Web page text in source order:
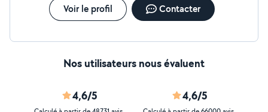
Voir le profil Contacter
Nos utilisateurs nous évaluent
4,6/5 4,6/5